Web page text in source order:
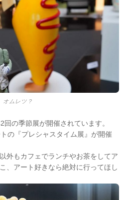
オムレツ？
の季節展が開催されています。
の『プレシャスタイム展』が開催
外もカフェでランチやお茶をしてア
、アート好きなら絶対に行ってほし